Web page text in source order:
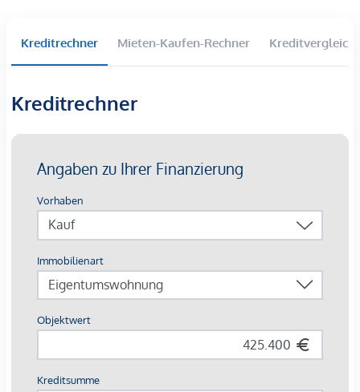
Penthouse mit Wienblick & privater Liftfahrt
Grünes Gartenkonzept im Innenhof
Angestrebte DGNB Gold Zertifizierung
AUSSTATTUNG
Edler Eichenparkettboden
Bodentiefe Fenster | Elektrischer Sonnenschutz
Fußbodenheizung
Klimaanlage in den Dachgeschossen und im 4. OG
Photovoltaik und Fernwärme
Großzügige Freiflächen
Begrünter Innenhof mit Gartenkonzept
Paketboxanlage
Smarte Hausverwaltungs-App
Kreditrechner Mieten-Kaufen-Rechner Kreditvergleich
Kreditrechner